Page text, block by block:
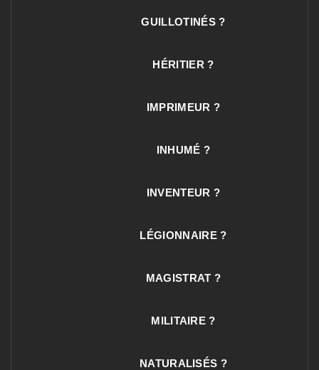
GUILLOTINÉS ?
HÉRITIER ?
IMPRIMEUR ?
INHUMÉ ?
INVENTEUR ?
LÉGIONNAIRE ?
MAGISTRAT ?
MILITAIRE ?
NATURALISÉS ?